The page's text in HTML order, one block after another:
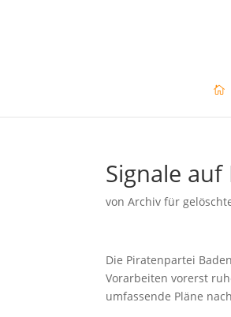
Signale
vonArchiv für
Die Piratenpartei
Vorarbeiten vorerst
umfassende Pläne